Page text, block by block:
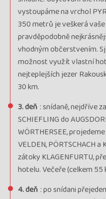
vystoupáme na vrchol
350 metrů je veškerá
pravděpodobně
vhodným občerstvením.
možnost využít vlastní
nejteplejších jezer
30 km.
3. deň : snídaně, nejdříve
SCHIEFLING do
WÖRTHERSEE,
VELDEN, PÖRTSCHACH
zátoky KLAGENFURTU,
hotelu. Večeře (celkem 55
4. deň : po snídani